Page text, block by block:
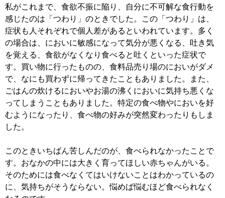
私がこれまで、食欲不振に陥り、自分に不可解な食行動を
感じたのは「つわり」のときでした。この「つわり」は、
症状も人それぞれで個人差があるといわれています。多く
の場合は、においに敏感になって気分が悪くなる、吐き気
を覚える、食欲がなくなり食べると吐くといった症状で
す。買い物に行ったものの、食料品売り場のにおいがダメ
で、なにも買わずに帰ってきたこともありました。また、
ごはんの炊けるにおいやお湯の沸くにおいに気持ち悪くな
ってしまうこともありました。特定の食べ物やにおいを好
むようになったり、食べ物の好みが突然変わったりもしま
した。
このときいちばん苦しんだのが、食べられなかったことで
す。おなかの中には大きく育ってほしい赤ちゃんがいる。
そのためには食べなくてはいけないことはわかっているの
に、気持ちがそうならない。悩めば悩むほど食べられなく